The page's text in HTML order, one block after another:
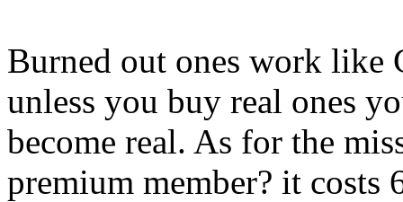
Burned out ones work like
unless you buy real ones
become real. As for the
premium member? it costs